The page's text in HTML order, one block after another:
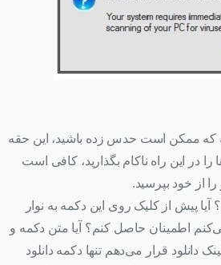
که ممکن است حدس زده باشید، این حقه
در این راه ناکام بگذارید، کافی است
از خود بپرسید.
آیا پیش از کلیک روی این دکمه به نوار
اطمینان حاصل کنم؟ آیا متن دکمه و
قرار می‌دهم تنها دکمه دانلود